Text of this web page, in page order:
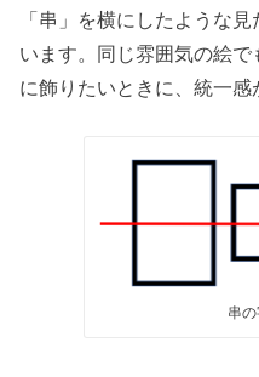
「串」を横にしたような
います。同じ雰囲気の絵
に飾りたいときに、統一感
串